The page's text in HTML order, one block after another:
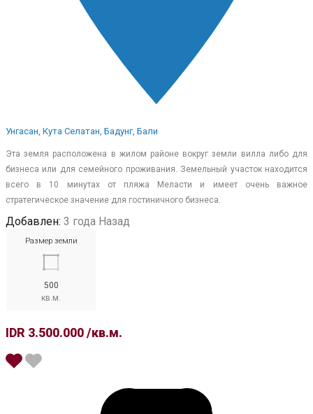
Унгасан, Кута Селатан, Бадунг, Бали
Эта земля расположена в жилом районе вокруг земли вилла либо для
бизнеса или для семейного проживания. Земельный участок находится
всего в 10 минутах от пляжа Меласти и имеет очень важное
стратегическое значение для гостиничного бизнеса.
Добавлен: 3 года Назад
Размер земли
500
кв.м.
IDR 3.500.000 /кв.м.